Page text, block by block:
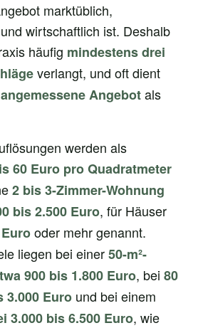
marktüblich,
wirtschaftlich ist. Deshalb
häufig mindestens drei
verlangt, und oft dient
Angebotals
werden als
60 Euro pro Quadratmeter
2 bis 3-Zimmer-Wohnung
bis 2.500 Euro, für Häuser
oder mehr genannt.
liegen bei einer50-m²-
900 bis 1.800 Euro, bei 80
3.000 Euround bei einem
3.000 bis 6.500 Euro, wie